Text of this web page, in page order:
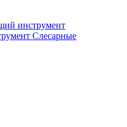
инструмент
Слесарные